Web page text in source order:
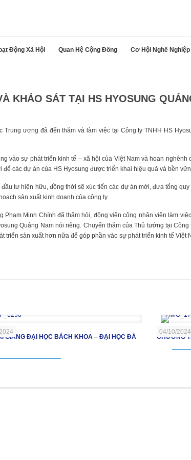
Động Xã Hội Quan Hệ Cộng Đồng Cơ Hội Nghề Nghiệp
KHẢO SÁT TẠI HS HYOSUNG
ương đã đến thăm và làm việc tại Công ty TNHH HS
vào sự phát triển kinh tế – xã hội của Việt Nam và hoan nghênh
các dự án của HS Hyosung được triển khai hiệu quả và bền
tư hiện hữu, đồng thời sẽ xúc tiến các dự án mới, đưa tổng
sản xuất kinh doanh của công ty.
Minh Chính đã thăm hỏi, động viên công nhân viên làm
Quảng Nam nói riêng. Chuyến thăm của Thủ tướng tại
triển sản xuất hơn nữa để góp phần vào sự phát triển kinh tế Việt
GIẢNG ĐẠI HỌC BÁCH KHOA – ĐẠI HỌC ĐÀ
04/10/2024
CHƯƠNG